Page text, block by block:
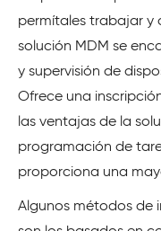
permítales trabajar y
solución MDM se
y supervisión de
Ofrece una
las ventajas de la
programación de
proporciona una
Algunos métodos de